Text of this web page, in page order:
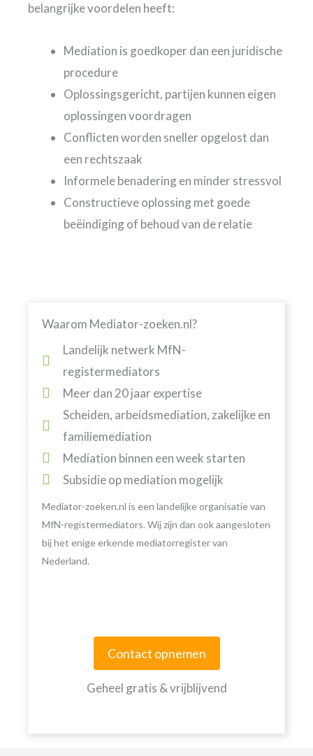
belangrijke voordelen heeft:
Mediation is goedkoper dan een juridische
procedure
Oplossingsgericht, partijen kunnen eigen
oplossingen voordragen
Conflicten worden sneller opgelost dan
een rechtszaak
Informele benadering en minder stressvol
Constructieve oplossing met goede
beëindiging of behoud van de relatie
Waarom Mediator-zoeken.nl?
Landelijk netwerk MfN-
registermediators
Meer dan 20 jaar expertise
Scheiden, arbeidsmediation, zakelijke en
familiemediation
Mediation binnen een week starten
Subsidie op mediation mogelijk
Mediator-zoeken.nl is een landelijke organisatie van
MfN-registermediators. Wij zijn dan ook aangesloten
bij het enige erkende mediatorregister van
Nederland.
Contact opnemen
Geheel gratis & vrijblijvend